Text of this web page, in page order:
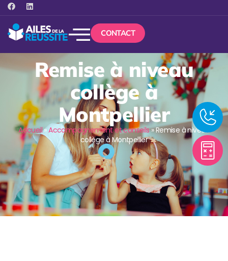
CONTACT
Remise à niveau
collège à
Montpellier
Accueil»Accompagnement et conseils»Remise à niveau
collège à Montpellier